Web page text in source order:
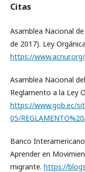
Citas
Asamblea Nacional
de 2017). Ley
https://
Asamblea Nacional
Reglamento a la Ley
https://www.gob.ec/
05/
Banco
Aprender en
migrante. https://